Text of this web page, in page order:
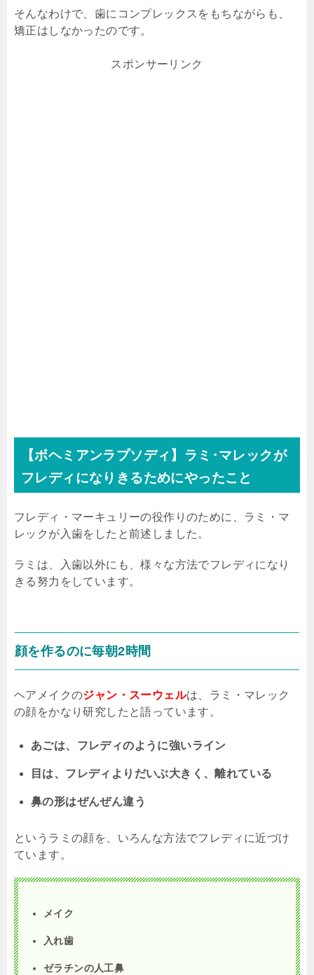
そんなわけで、歯にコンプレックスをもちながらも、
矯正はしなかったのです。
スポンサーリンク
【ボヘミアンラプソディ】ラミ･マレックが
フレディになりきるためにやったこと
フレディ・マーキュリーの役作りのために、ラミ・マ
レックが入歯をしたと前述しました。
ラミは、入歯以外にも、様々な方法でフレディになり
きる努力をしています。
顔を作るのに毎朝2時間
ヘアメイクのジャン・スーウェルは、ラミ・マレック
の顔をかなり研究したと語っています。
あごは、フレディのように強いライン
目は、フレディよりだいぶ大きく、離れている
鼻の形はぜんぜん違う
というラミの顔を、いろんな方法でフレディに近づけ
ています。
メイク
入れ歯
ゼラチンの人工鼻